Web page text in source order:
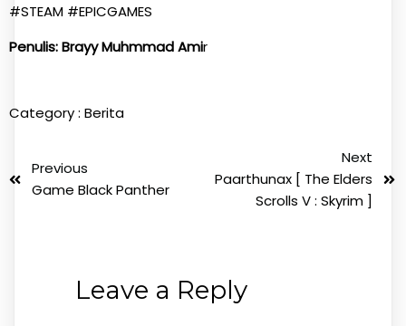
#STEAM #EPICGAMES
Penulis: Brayy Muhmmad Amir
Category : Berita
Previous
Game Black Panther
Next
Paarthunax [ The Elders
Scrolls V : Skyrim ]
Leave a Reply